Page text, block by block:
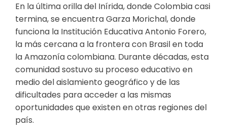
​En la última orilla del Inírida, donde Colombia casi
termina, se encuentra Garza Morichal, donde
funciona la Institución Educativa Antonio Forero,
la más cercana a la frontera con Brasil en toda
la Amazonía colombiana. Durante décadas, esta
comunidad sostuvo su proceso educativo en
medio del aislamiento geográfico y de las
dificultades para acceder a las mismas
oportunidades que existen en otras regiones del
país.